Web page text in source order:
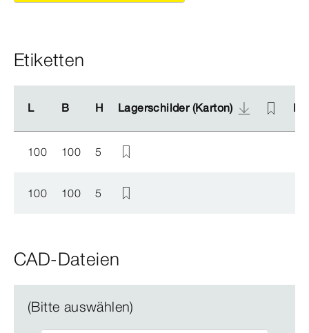
Etiketten
L B H Lagerschilder (Karton)
L B H Lagerschilder (Karton)
100 100 5
100 100 5
CAD-Dateien
(Bitte auswählen)